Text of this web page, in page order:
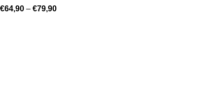
€64,90 – €79,90